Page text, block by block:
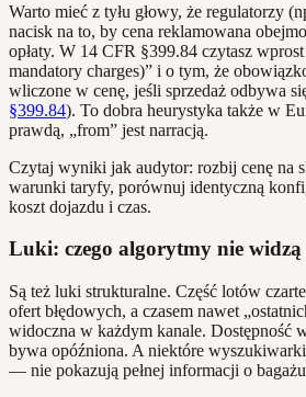
Warto mieć z tyłu głowy, że regulatorzy
nacisk na to, by cena reklamowana
opłaty. W 14 CFR §399.84 czytasz
mandatory charges)” i o tym, że
wliczone w cenę, jeśli sprzedaż odbywa
§399.84). To dobra heurystyka także w
prawdą, „from” jest narracją.
Czytaj wyniki jak audytor: rozbij cenę na
warunki taryfy, porównuj identyczną
koszt dojazdu i czas.
Luki: czego algorytmy nie
Są też luki strukturalne. Część lotów
ofert błędowych, a czasem nawet
widoczna w każdym kanale. Dostępność
bywa opóźniona. A niektóre
— nie pokazują pełnej informacji o